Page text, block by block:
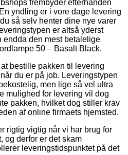
frembyder efterhånden
yndling er i vore dage levering
så selv henter dine nye varer
er altså yderst
endda den mest betalelige
50 – Basalt Black.
bestille pakken til levering
du er på job. Leveringstypen
men lige så vel ultra
mulighed for levering vil dog
pakken, hvilket dog stiller krav
af online firmaets hjemsted.
rigtig vigtig når vi har brug for
og derfor er det skam
leveringstidspunktet på det